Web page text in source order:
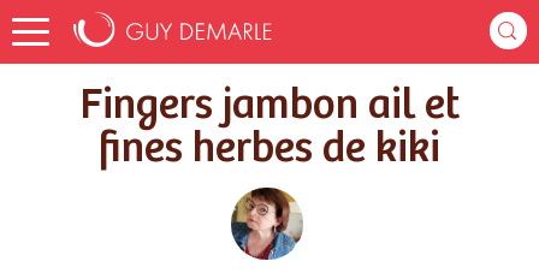
Accueil
Recettes
Fingers jambon ail et fines herbes de kiki
Fingers jambon ail et
fines herbes de kiki